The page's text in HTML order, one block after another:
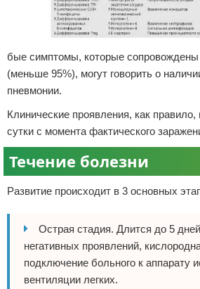
бые симптомы, которые сопровождены
(меньше 95%), могут говорить о
пневмонии.
Клинические проявления, как
сутки с момента фактического
Течение болезни
Развитие происходит в 3 основных
Острая стадия. Длится до 5
негативных проявлений,
подключение больного к аппарату
вентиляции легких.